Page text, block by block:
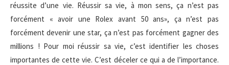
réussite d’une vie. Réussir sa vie, à mon sens, ça n’est pas
forcément « avoir une Rolex avant 50 ans», ça n’est pas
forcément devenir une star, ça n’est pas forcément gagner des
millions ! Pour moi réussir sa vie, c’est identifier les choses
importantes de cette vie. C’est déceler ce qui a de l’importance.